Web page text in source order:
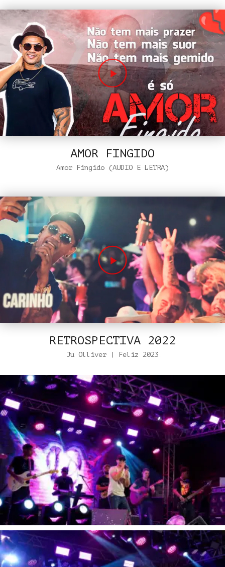
AMOR FINGIDO
Amor Fingido (AUDIO E LETRA)
RETROSPECTIVA 2022
Ju Olliver | Feliz 2023